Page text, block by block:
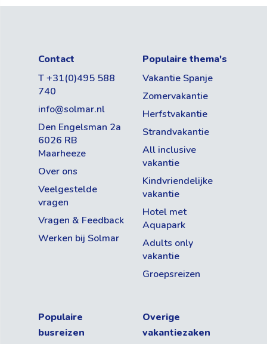
Contact
T +31(0)495 588
740
info@solmar.nl
Den Engelsman 2a
6026 RB
Maarheeze
Over ons
Veelgestelde
vragen
Vragen & Feedback
Werken bij Solmar
Populaire thema's
Vakantie Spanje
Zomervakantie
Herfstvakantie
Strandvakantie
All inclusive
vakantie
Kindvriendelijke
vakantie
Hotel met
Aquapark
Adults only
vakantie
Groepsreizen
Populaire
busreizen
Overige
vakantiezaken